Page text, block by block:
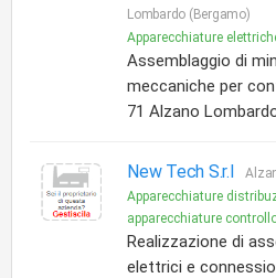
Lombardo (Bergamo)
Apparecchiature
Assemblaggio di
meccaniche per
71 Alzano
New Tech S.r.l
Apparecchiature
apparecchiature
Realizzazione di
elettrici e